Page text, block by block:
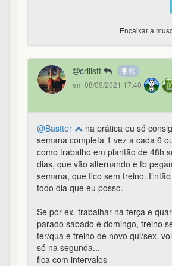
Encaixar a
criiistt
em 08/09/2021 17:40
@Bastter
na prática eu só
semana completa 1 vez a cada 6
como trabalho em plantão de 48h
dias, que vão alternando e tb
semana, que fico sem treino.
todo dia que eu posso.
Se por ex. trabalhar na terça e
parado sabado e domingo, treino
ter/qua e treino de novo qui/sex,
só na segunda...
fica com intervalos